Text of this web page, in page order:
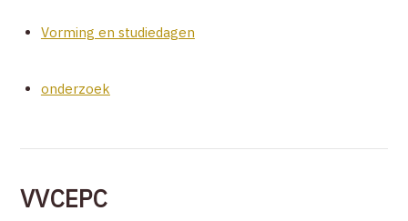
Vorming en studiedagen
onderzoek
VVCEPC